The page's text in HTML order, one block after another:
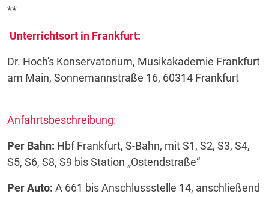
**
Unterrichtsort in Frankfurt:
Dr. Hoch's Konservatorium, Musikakademie Frankfurt
am Main, Sonnemannstraße 16, 60314 Frankfurt
Anfahrtsbeschreibung:
Per Bahn: Hbf Frankfurt, S-Bahn, mit S1, S2, S3, S4,
S5, S6, S8, S9 bis Station „Ostendstraße“
Per Auto: A 661 bis Anschlussstelle 14, anschließend